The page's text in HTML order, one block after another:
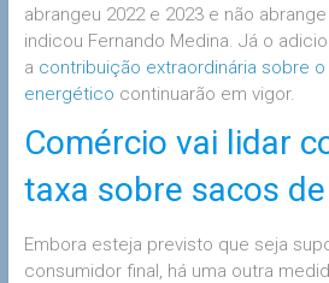
abrangeu 2022 e 2023 e não
indicou Fernando Medina. Já o
a contribuição extraordinária sobre
energético continuarão em vigor.
Comércio vai lidar
taxa sobre sacos
Embora esteja previsto que seja
consumidor final, há uma outra